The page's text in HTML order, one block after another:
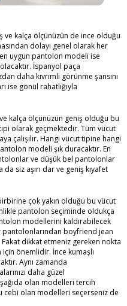
kalça ölçünüzün de ince olduğu
dolayı genel olarak her
uygun pantolon modeli ise
İspanyol paça
daha kıvrımlı görünme şansını
ise gönül rahatlığıyla
kalça ölçünüzün geniş olduğu bu
olarak geçmektedir. Tüm vücut
çalışılır. Hangi vücut tipine hangi
modeli şık duracaktır. En
ve düşük bel pantolonlar
siz aşırı dar ve geniş kıyafet
çok yakın olduğu bu vücut
pantolon seçiminde oldukça
modellerini kaldırabilecek
boyfriend jean
dikkat etmeniz gereken nokta
önemlidir. İnce kumaşlı
Aynı zamanda
daha güzel
olan modelleri tercih
cebi olan modelleri seçerseniz de